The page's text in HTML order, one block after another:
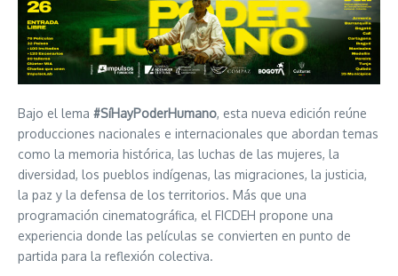
Bajo el lema #SíHayPoderHumano, esta nueva edición reúne
producciones nacionales e internacionales que abordan temas
como la memoria histórica, las luchas de las mujeres, la
diversidad, los pueblos indígenas, las migraciones, la justicia,
la paz y la defensa de los territorios. Más que una
programación cinematográfica, el FICDEH propone una
experiencia donde las películas se convierten en punto de
partida para la reflexión colectiva.